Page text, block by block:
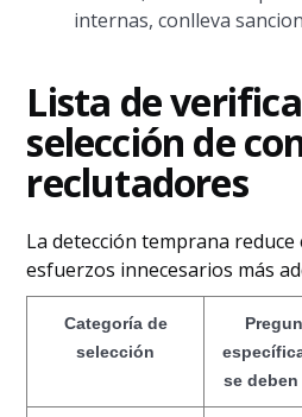
internas, conlleva
Lista de
selección de
reclutadores
La detección temprana
esfuerzos innecesarios más
Categoría de
selección
se